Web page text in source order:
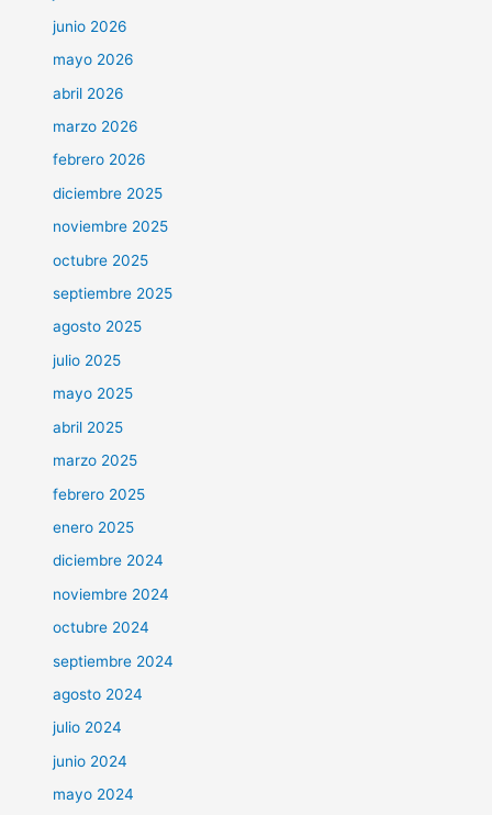
junio 2026
mayo 2026
abril 2026
marzo 2026
febrero 2026
diciembre 2025
noviembre 2025
octubre 2025
septiembre 2025
agosto 2025
julio 2025
mayo 2025
abril 2025
marzo 2025
febrero 2025
enero 2025
diciembre 2024
noviembre 2024
octubre 2024
septiembre 2024
agosto 2024
julio 2024
junio 2024
mayo 2024